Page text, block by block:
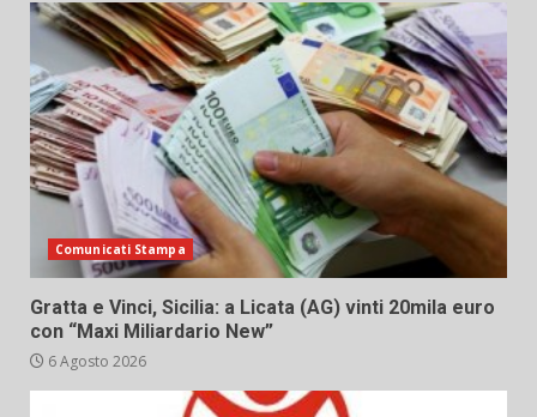
Comunicati Stampa
Gratta e Vinci, Sicilia: a Licata (AG) vinti 20mila euro
con “Maxi Miliardario New”
6 Agosto 2026